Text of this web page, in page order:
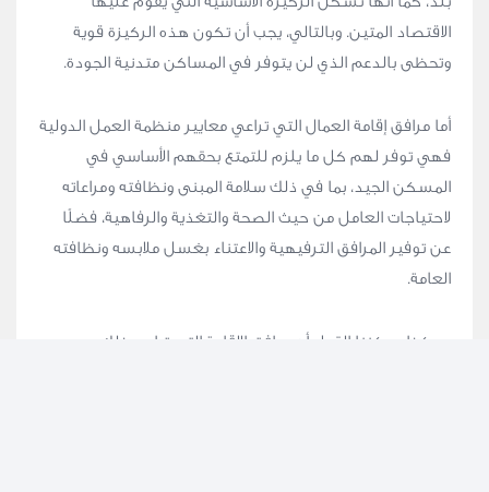
الاقتصاد المتين. وبالتالي، يجب أن تكون هذه الركيزة قوية
وتحظى بالدعم الذي لن يتوفر في المساكن متدنية الجودة.
أما مرافق إقامة العمال التي تراعي معايير منظمة العمل الدولية
فهي توفر لهم كل ما يلزم للتمتع بحقهم الأساسي في
المسكن الجيد، بما في ذلك سلامة المبنى ونظافته ومراعاته
لاحتياجات العامل من حيث الصحة والتغذية والرفاهية، فضلًا
عن توفير المرافق الترفيهية والاعتناء بغسل ملابسه ونظافته
العامة.
وهكذا، يمكننا القول أن مرافق الإقامة التي تراعي ذلك هي